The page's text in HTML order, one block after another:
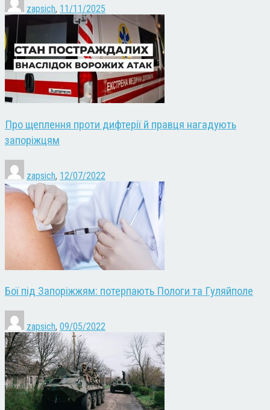
zapsich, 11/11/2025
Про щеплення проти дифтерії й правця нагадують
запоріжцям
zapsich, 12/07/2022
Бої під Запоріжжям: потерпають Пологи та Гуляйполе
zapsich, 09/05/2022